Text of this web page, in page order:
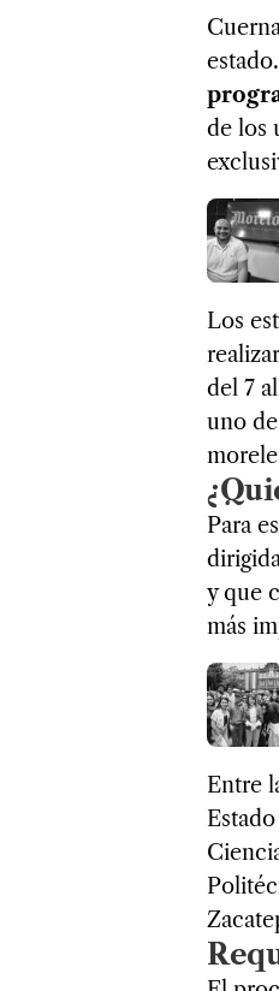
de los
Los
del 7
uno
Para
y que
más
Entre